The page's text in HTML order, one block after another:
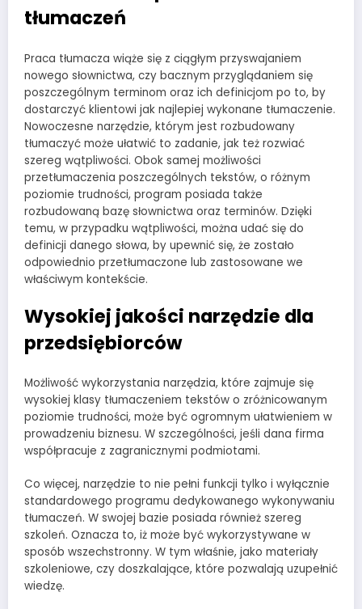
tłumaczeń
Praca tłumacza wiąże się z ciągłym przyswajaniem
nowego słownictwa, czy bacznym przyglądaniem się
poszczególnym terminom oraz ich definicjom po to, by
dostarczyć klientowi jak najlepiej wykonane tłumaczenie.
Nowoczesne narzędzie, którym jest rozbudowany
tłumaczyć może ułatwić to zadanie, jak też rozwiać
szereg wątpliwości. Obok samej możliwości
przetłumaczenia poszczególnych tekstów, o różnym
poziomie trudności, program posiada także
rozbudowaną bazę słownictwa oraz terminów. Dzięki
temu, w przypadku wątpliwości, można udać się do
definicji danego słowa, by upewnić się, że zostało
odpowiednio przetłumaczone lub zastosowane we
właściwym kontekście.
Wysokiej jakości narzędzie dla
przedsiębiorców
Możliwość wykorzystania narzędzia, które zajmuje się
wysokiej klasy tłumaczeniem tekstów o zróżnicowanym
poziomie trudności, może być ogromnym ułatwieniem w
prowadzeniu biznesu. W szczególności, jeśli dana firma
współpracuje z zagranicznymi podmiotami.
Co więcej, narzędzie to nie pełni funkcji tylko i wyłącznie
standardowego programu dedykowanego wykonywaniu
tłumaczeń. W swojej bazie posiada również szereg
szkoleń. Oznacza to, iż może być wykorzystywane w
sposób wszechstronny. W tym właśnie, jako materiały
szkoleniowe, czy doszkalające, które pozwalają uzupełnić
wiedzę.